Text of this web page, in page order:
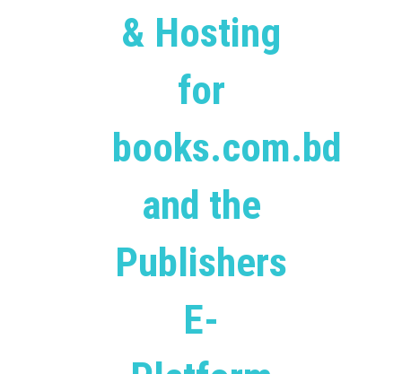
& Hosting
for
books.com.bd
and the
Publishers
E-